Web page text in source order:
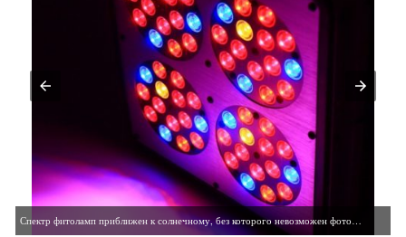
Спектр фитоламп приближен к солнечному, без которого невозможен фотосинтез